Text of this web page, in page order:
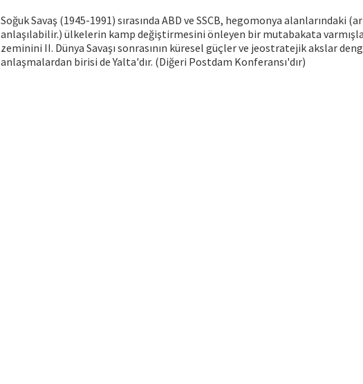
Soğuk Savaş (1945-1991) sırasında ABD ve SSCB, hegomonya alanlarındaki
anlaşılabilir.) ülkelerin kamp değiştirmesini önleyen bir mutabakata
zeminini II. Dünya Savaşı sonrasının küresel güçler ve jeostratejik akslar
anlaşmalardan birisi de Yalta'dır. (Diğeri Postdam Konferansı'dır)